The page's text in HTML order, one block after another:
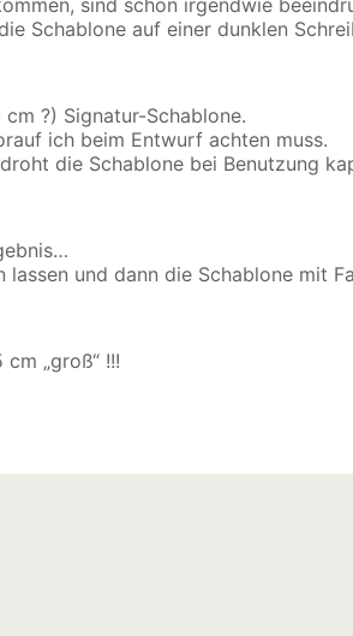
sind schon irgendwie
Schablone auf einer dunklen
?) Signatur-Schablone.
ich beim Entwurf achten muss.
die Schablone bei Benutzung
lassen und dann die Schablone mit
„groß“ !!!